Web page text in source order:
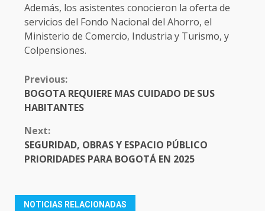
Además, los asistentes conocieron la oferta de
servicios del Fondo Nacional del Ahorro, el
Ministerio de Comercio, Industria y Turismo, y
Colpensiones.
CONTINUE
READING
Previous:
BOGOTA REQUIERE MAS CUIDADO DE SUS
HABITANTES
Next:
SEGURIDAD, OBRAS Y ESPACIO PÚBLICO
PRIORIDADES PARA BOGOTÁ EN 2025
NOTICIAS RELACIONADAS